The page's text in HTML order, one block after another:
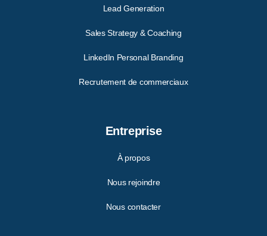
Lead Generation
Sales Strategy & Coaching
LinkedIn Personal Branding
Recrutement de commerciaux
Entreprise
À propos
Nous rejoindre
Nous contacter